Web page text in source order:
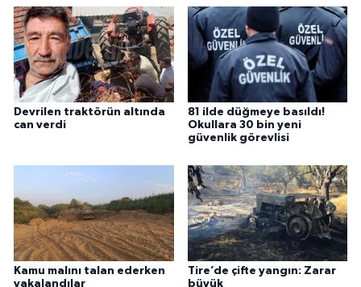
Devrilen traktörün altında
can verdi
81 ilde düğmeye basıldı!
Okullara 30 bin yeni
güvenlik görevlisi
Kamu malını talan ederken
yakalandılar
Tire’de çifte yangın: Zarar
büyük